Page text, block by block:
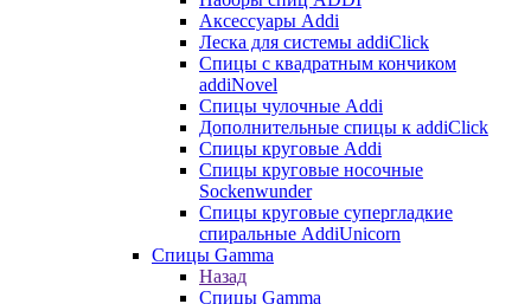
Аксессуары Addi
Леска для системы addiClick
Спицы с квадратным кончиком
addiNovel
Спицы чулочные Addi
Дополнительные спицы к addiClick
Спицы круговые Addi
Спицы круговые носочные
Sockenwunder
Спицы круговые супергладкие
спиральные AddiUnicorn
Спицы Gamma
Назад
Спицы Gamma